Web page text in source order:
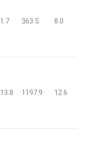
1.7 363.5 8.0
13.8 1197.9 12.6